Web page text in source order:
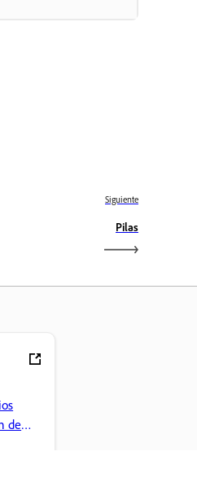
Siguiente
Pilas
de